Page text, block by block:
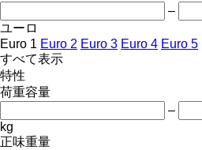
–
ユーロ
Euro 1 Euro 2 Euro 3 Euro 4 Euro 5
すべて表示
特性
荷重容量
–
kg
正味重量